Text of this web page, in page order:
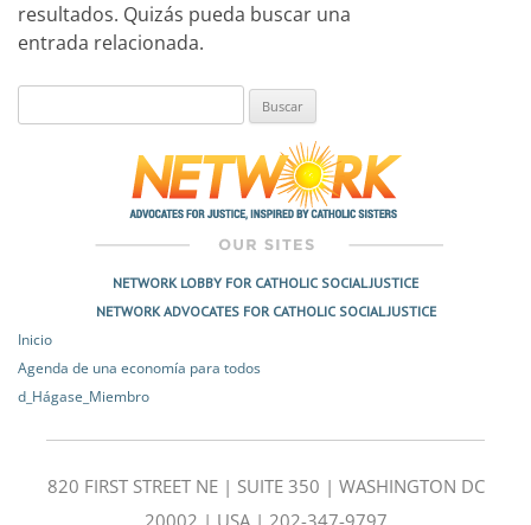
resultados. Quizás pueda buscar una
entrada relacionada.
NETWORK LOBBY FOR CATHOLIC SOCIAL JUSTICE
NETWORK ADVOCATES FOR CATHOLIC SOCIAL JUSTICE
Inicio
Agenda de una economía para todos
d_Hágase_Miembro
820 FIRST STREET NE | SUITE 350 | WASHINGTON DC
20002 | USA | 202-347-9797